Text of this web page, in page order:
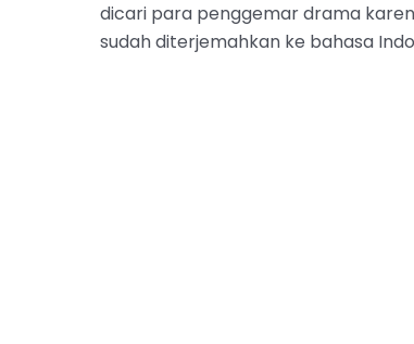
dicari para penggemar drama
sudah diterjemahkan ke bahasa